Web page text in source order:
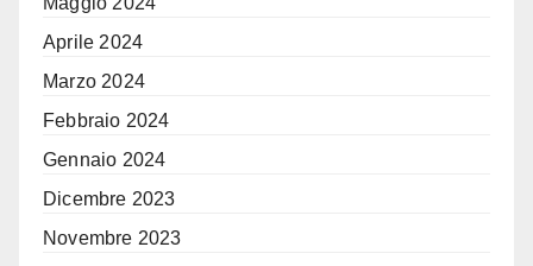
Aprile 2024
Marzo 2024
Febbraio 2024
Gennaio 2024
Dicembre 2023
Novembre 2023